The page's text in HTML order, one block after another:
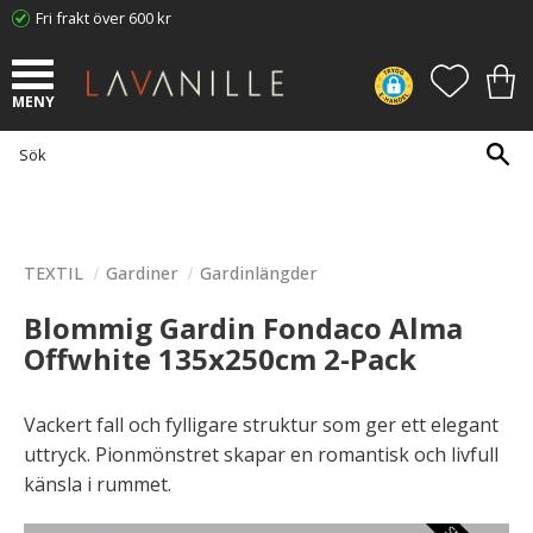
Fri frakt över 600 kr
TEXTIL Gardiner Gardinlängder
Blommig Gardin Fondaco Alma
Offwhite 135x250cm 2-Pack
Vackert fall och fylligare struktur som ger ett elegant
uttryck. Pionmönstret skapar en romantisk och livfull
känsla i rummet.